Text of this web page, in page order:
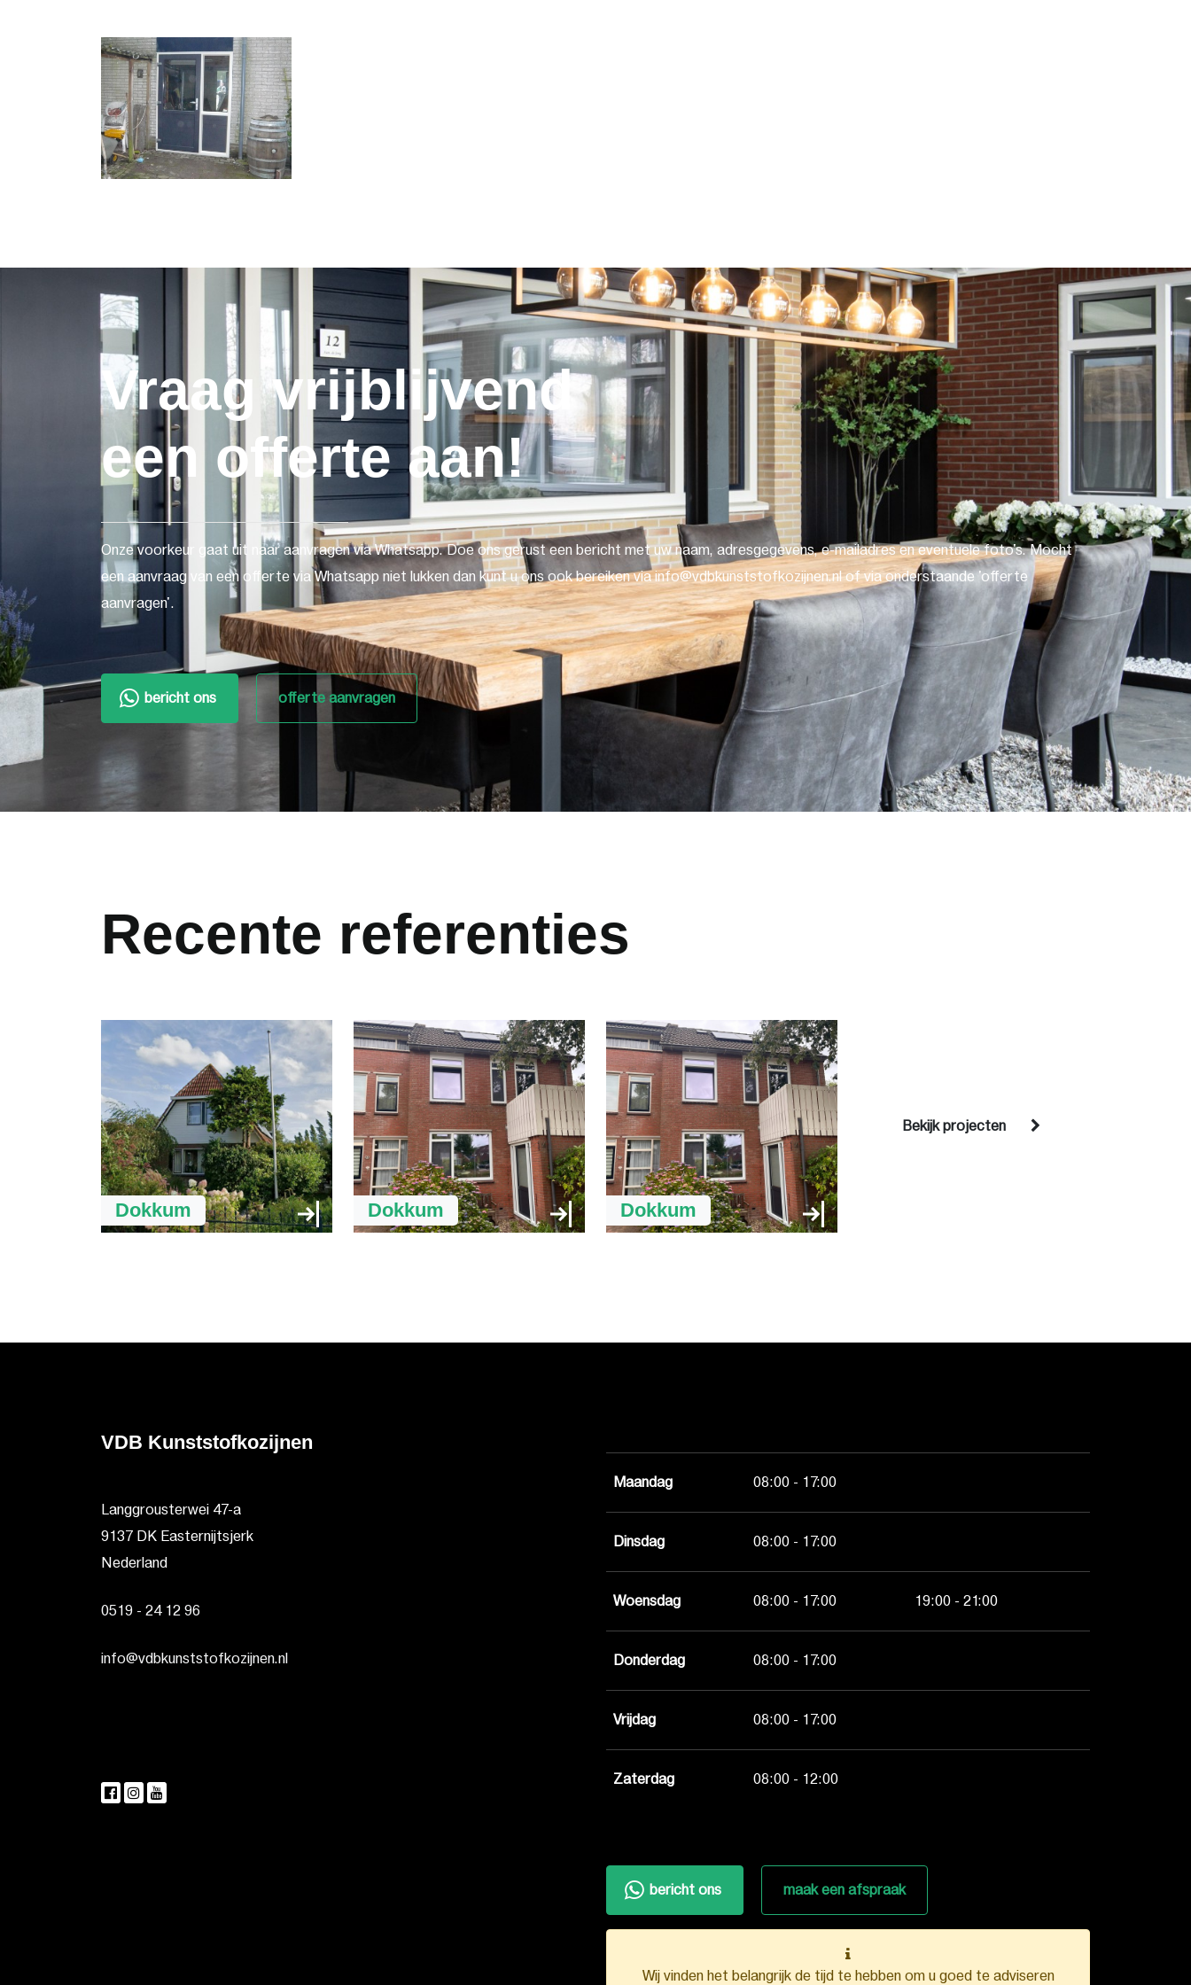
Vraag vrijblijvend
een offerte aan!
Onze voorkeur gaat uit naar aanvragen via Whatsapp. Doe ons gerust een bericht met uw naam, adresgegevens, e-mailadres en eventuele foto's. Mocht
een aanvraag van een offerte via Whatsapp niet lukken dan kunt u ons ook bereiken via info@vdbkunststofkozijnen.nl of via onderstaande 'offerte
aanvragen'.
bericht ons offerte aanvragen
Recente referenties
Dokkum Dokkum Dokkum
Bekijk projecten
VDB Kunststofkozijnen
Langgrousterwei 47-a
9137 DK Easternijtsjerk
Nederland
0519 - 24 12 96
info@vdbkunststofkozijnen.nl
Maandag 08:00 - 17:00
Dinsdag 08:00 - 17:00
Woensdag 08:00 - 17:00 19:00 - 21:00
Donderdag 08:00 - 17:00
Vrijdag 08:00 - 17:00
Zaterdag 08:00 - 12:00
bericht ons maak een afspraak
Wij vinden het belangrijk de tijd te hebben om u goed te adviseren